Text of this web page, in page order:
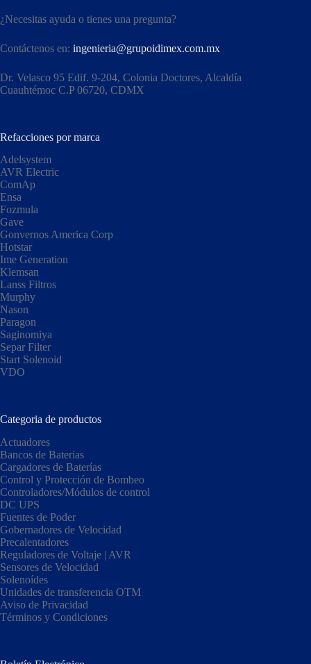
¿Necesitas ayuda o tienes una pregunta?
Contáctenos en: ingenieria@grupoidimex.com.mx
Dr. Velasco 95 Edif. 9-204, Colonia Doctores, Alcaldía
Cuauhtémoc C.P 06720, CDMX​
Refacciones por marca
Adelsystem
AVR Electric
ComAp
Ensa
Fozmula
Gave
Gonvernos America Corp
Hotstar
Ime Generation
Klemsan
Lanss Filtros
Murphy
Nason
Paragon
Saginomiya
Separ Filter
Start Solenoid
VDO
Categoria de productos
Actuadores
Bancos de Baterias
Cargadores de Baterías
Control y Protección de Bombeo
Controladores/Módulos de control
DC UPS
Fuentes de Poder
Gobernadores de Velocidad
Precalentadores
Reguladores de Voltaje | AVR
Sensores de Velocidad
Solenoídes
Unidades de transferencia OTM
Aviso de Privacidad
Términos y Condiciones